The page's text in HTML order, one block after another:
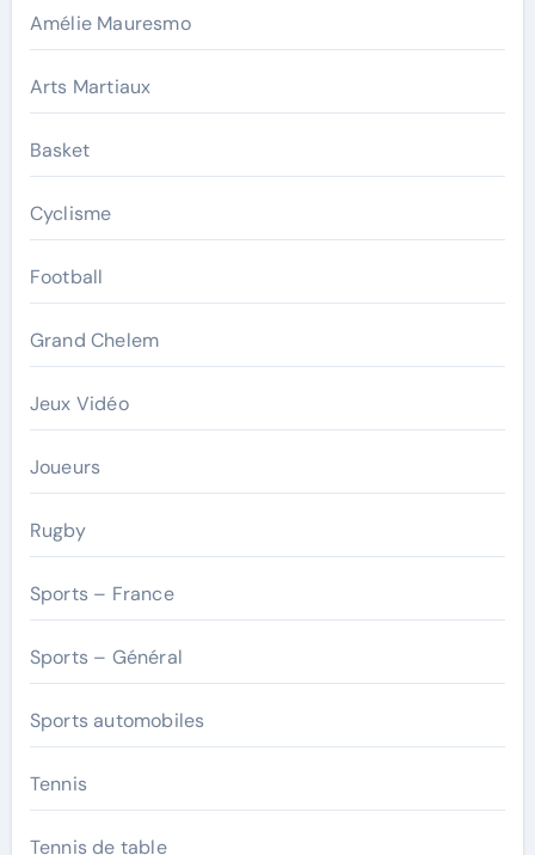
Amélie Mauresmo
Arts Martiaux
Basket
Cyclisme
Football
Grand Chelem
Jeux Vidéo
Joueurs
Rugby
Sports – France
Sports – Général
Sports automobiles
Tennis
Tennis de table